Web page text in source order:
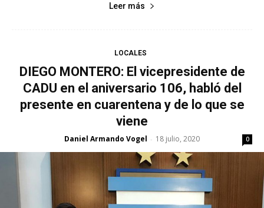
Leer más
LOCALES
DIEGO MONTERO: El vicepresidente de
CADU en el aniversario 106, habló del
presente en cuarentena y de lo que se
viene
Daniel Armando Vogel - 18 julio, 2020 0